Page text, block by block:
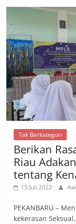
Tak Berkategori
Berikan
Riau
tentang
15 Juli 2022
PEKANBARU –
kekerasan